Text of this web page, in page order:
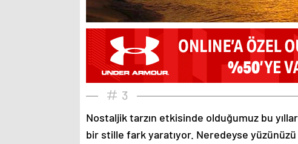
3
Nostaljik tarzın etkisinde olduğumuz bu
bir stille fark yaratıyor. Neredeyse